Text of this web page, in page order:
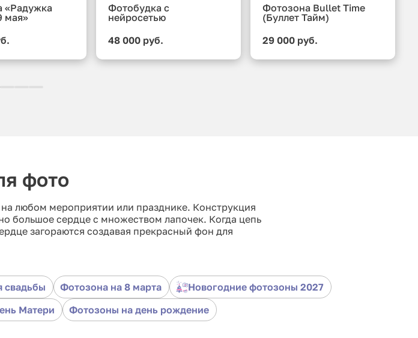
«Радужка
мая»
Фотобудка с
нейросетью
48 000 руб.
Фотозона Bullet Time
(Буллет Тайм)
29 000 руб.
фото
любом мероприятии или празднике. Конструкция
большое сердце с множеством лапочек. Когда цепь
загораются создавая прекрасный фон для
свадьбы Фотозона на 8 марта
Новогодние фотозоны 2027
Матери Фотозоны на день рождение